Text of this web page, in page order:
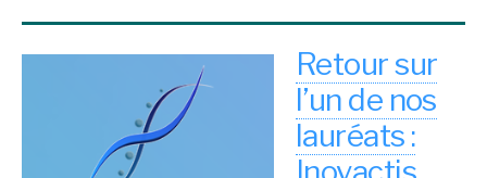
Retour sur
l’un de nos
lauréats :